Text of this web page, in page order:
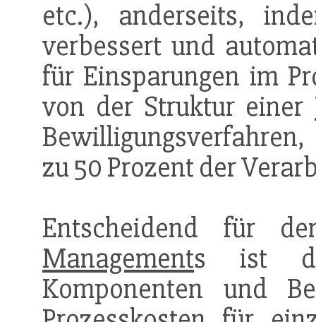
etc.), anderseits,
verbessert und
für Einsparungen im
von der Struktur einer
zu 50 Prozent der
Entscheidend für
Managements ist
Komponenten und